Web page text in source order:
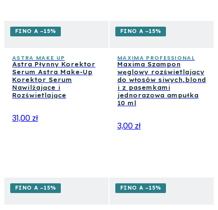
FINO A −15%
ASTRA MAKE UP
Astra Płynny Korektor
Serum Astra Make-Up
Korektor Serum
Nawilżające i
Rozświetlające
31,00 zł
FINO A −15%
MAXIMA PROFESSIONAL
Maxima Szampon
węglowy rozświetlający
do włosów siwych,blond
i z pasemkami
jednorazowa ampułka
10 ml
3,00 zł
FINO A −15% FINO A −15%